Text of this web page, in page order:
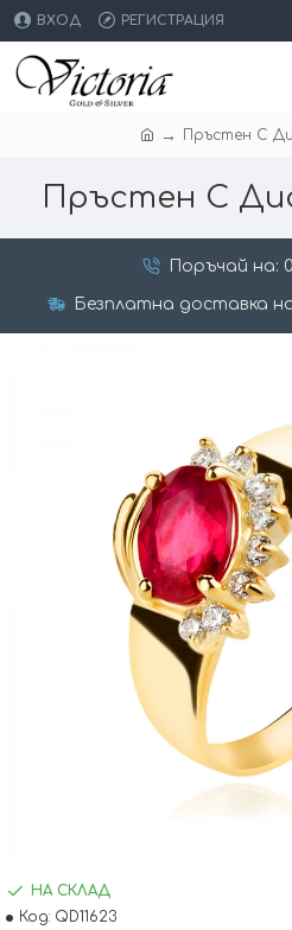
ВХОД РЕГИСТРАЦИЯ
Пръстен С
Пръстен С
Поръчай на:
Безплатна доставка
НА СКЛАД
Код: QD11623